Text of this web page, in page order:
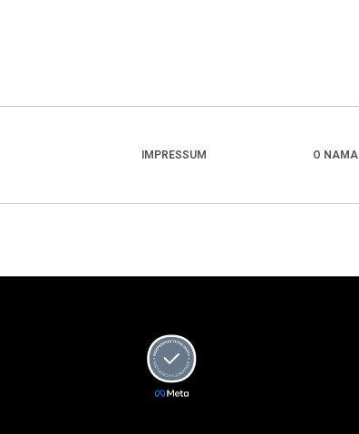
IMPRESSUM O NAMA